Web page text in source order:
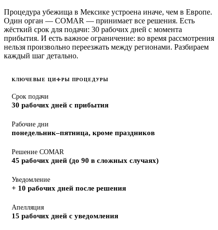
Процедура убежища в Мексике устроена иначе, чем в Европе.
Один орган — COMAR — принимает все решения. Есть
жёсткий срок для подачи: 30 рабочих дней с момента
прибытия. И есть важное ограничение: во время рассмотрения
нельзя произвольно переезжать между регионами. Разбираем
каждый шаг детально.
КЛЮЧЕВЫЕ ЦИФРЫ ПРОЦЕДУРЫ
Срок подачи
30 рабочих дней с прибытия
Рабочие дни
понедельник–пятница, кроме праздников
Решение COMAR
45 рабочих дней (до 90 в сложных случаях)
Уведомление
+ 10 рабочих дней после решения
Апелляция
15 рабочих дней с уведомления